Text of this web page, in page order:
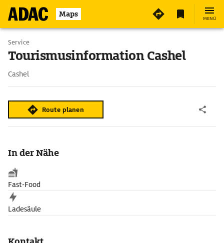
Maps MENÜ
Service
Tourismusinformation Cashel
Cashel
Route planen
In der Nähe
Fast-Food
Ladesäule